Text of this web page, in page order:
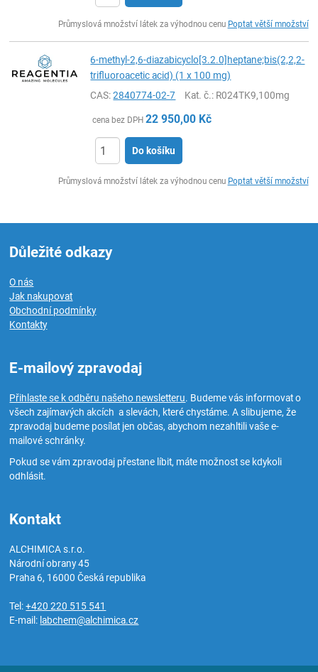
Průmyslová množství látek za výhodnou cenu Poptat větší množství
6-methyl-2,6-diazabicyclo[3.2.0]heptane;bis(2,2,2-
trifluoroacetic acid) (1 x 100 mg)
CAS:2840774-02-7 Kat. č.: R024TK9,100mg
cena bez DPH 22 950,00 Kč
Do košíku
Průmyslová množství látek za výhodnou cenu Poptat větší množství
Důležité odkazy
O nás
Jak nakupovat
Obchodní podmínky
Kontakty
E-mailový zpravodaj
Přihlaste se k odběru našeho newsletteru. Budeme vás informovat o
všech zajímavých akcích a slevách, které chystáme. A slibujeme, že
zpravodaj budeme posílat jen občas, abychom nezahltili vaše e-
mailové schránky.
Pokud se vám zpravodaj přestane líbit, máte možnost se kdykoli
odhlásit.
Kontakt
ALCHIMICA s.r.o.
Národní obrany 45
Praha 6, 16000Česká republika
Tel:+420 220 515 541
E-mail: labchem@alchimica.cz